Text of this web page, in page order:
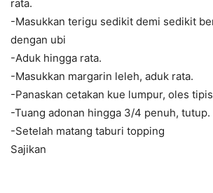
rata.
-Masukkan terigu sedikit demi sedikit
dengan ubi
-Aduk hingga rata.
-Masukkan margarin leleh, aduk rata.
-Panaskan cetakan kue lumpur, oles
-Tuang adonan hingga 3/4 penuh, tutup.
-Setelah matang taburi topping
Sajikan